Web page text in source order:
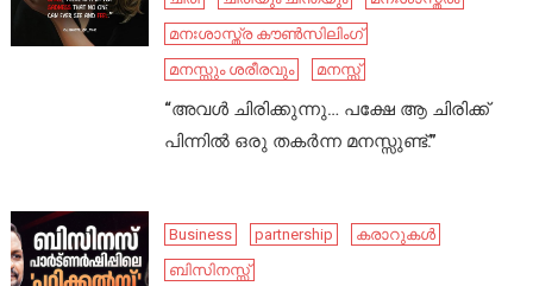
മനഃശാസ്ത്ര കൗൺസിലിംഗ്
മനസ്സും ശരീരവും
മനസ്സ്
“അവൾ ചിരിക്കുന്നു… പക്ഷേ ആ ചിരിക്ക്
പിന്നിൽ ഒരു തകർന്ന മനസ്സുണ്ട്.”
Business partnership
കരാറുകൾ
ബിസിനസ്സ്